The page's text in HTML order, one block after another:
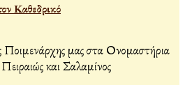
Καθεδρικό